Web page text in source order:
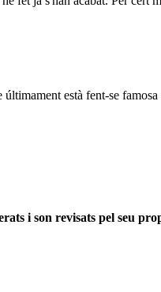
està fent-se famosa
i son revisats pel seu